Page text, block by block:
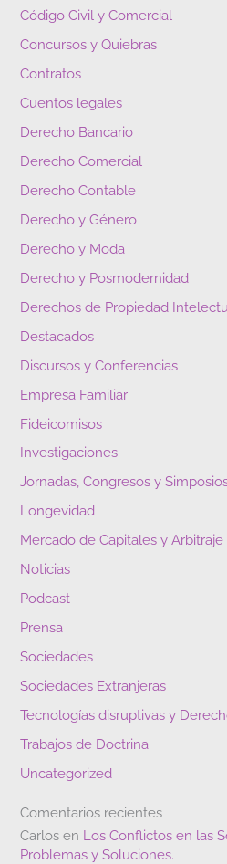
Código Civil y Comercial
Concursos y Quiebras
Contratos
Cuentos legales
Derecho Bancario
Derecho Comercial
Derecho Contable
Derecho y Género
Derecho y Moda
Derecho y Posmodernidad
Derechos de Propiedad
Destacados
Discursos y Conferencias
Empresa Familiar
Fideicomisos
Investigaciones
Jornadas, Congresos y
Longevidad
Mercado de Capitales y Arbitraje
Noticias
Podcast
Prensa
Sociedades
Sociedades Extranjeras
Tecnologías disruptivas y
Trabajos de Doctrina
Uncategorized
Comentarios recientes
Carlos en Los Conflictos en las
Problemas y Soluciones.